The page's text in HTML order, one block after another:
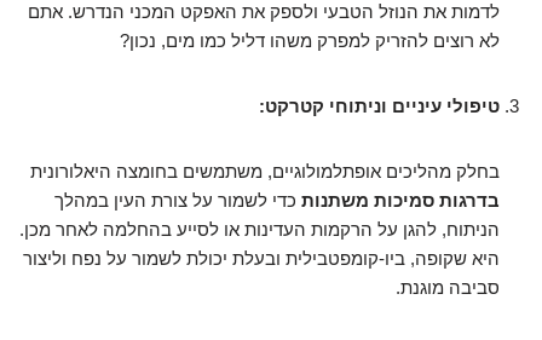
לדמות את הנוזל הטבעי ולספק את האפקט המכני הנדרש. אתם
לא רוצים להזריק למפרק משהו דליל כמו מים, נכון?
טיפולי עיניים וניתוחי קטרקט:
בחלק מהליכים אופתלמולוגיים, משתמשים בחומצה היאלורונית
בדרגות סמיכות משתנות כדי לשמור על צורת העין במהלך
הניתוח, להגן על הרקמות העדינות או לסייע בהחלמה לאחר מכן.
היא שקופה, ביו-קומפטבילית ובעלת יכולת לשמור על נפח וליצור
סביבה מוגנת.